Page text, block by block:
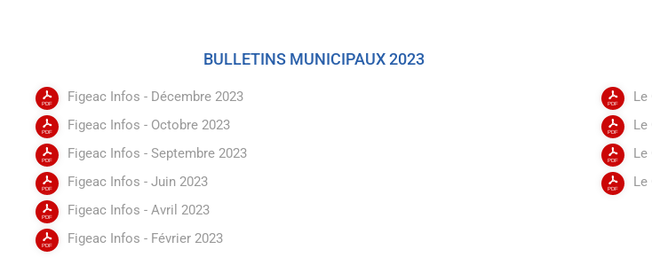
BULLETINS MUNICIPAUX 2023
Figeac Infos - Décembre 2023
Figeac Infos - Octobre 2023
Figeac Infos - Septembre 2023
Figeac Infos - Juin 2023
Figeac Infos - Avril 2023
Figeac Infos - Février 2023
Le
Le
Le
Le